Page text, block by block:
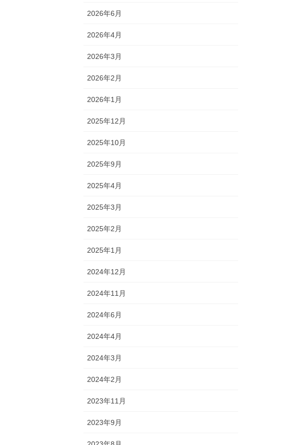
2026年6月
2026年4月
2026年3月
2026年2月
2026年1月
2025年12月
2025年10月
2025年9月
2025年4月
2025年3月
2025年2月
2025年1月
2024年12月
2024年11月
2024年6月
2024年4月
2024年3月
2024年2月
2023年11月
2023年9月